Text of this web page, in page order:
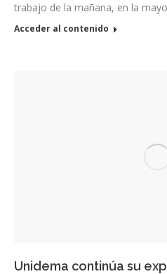
trabajo de la mañana, en la
Acceder al contenido
Unidema continúa su